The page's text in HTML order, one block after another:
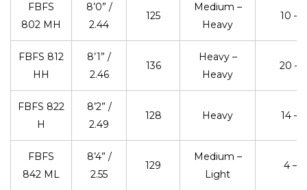
FBFS
802 MH
8’0” /
2.44
125
Medium –
Heavy
10 –
FBFS 812
HH
8’1” /
2.46
136
Heavy –
Heavy
20 –
FBFS 822
H
8’2” /
2.49
128 Heavy 14 –
FBFS
842 ML
8’4” /
2.55
129
Medium –
Light
4 –